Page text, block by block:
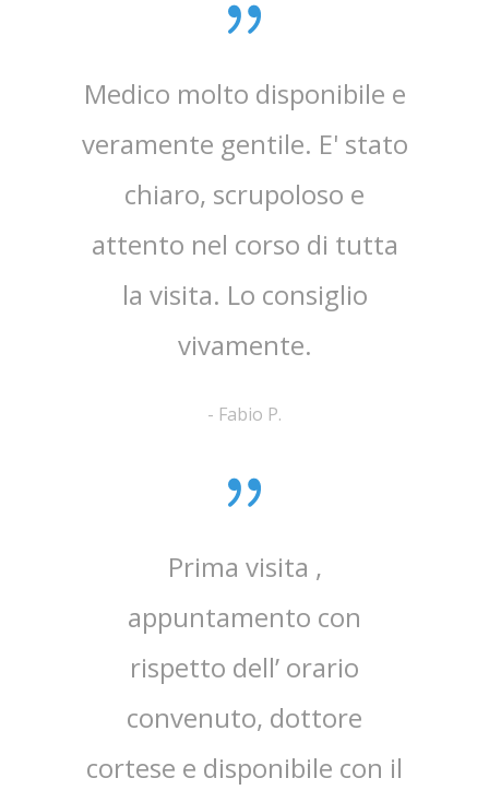
Medico molto disponibile e
veramente gentile. E' stato
chiaro, scrupoloso e
attento nel corso di tutta
la visita. Lo consiglio
vivamente.
- Fabio P.
Prima visita ,
appuntamento con
rispetto dell’ orario
convenuto, dottore
cortese e disponibile con il